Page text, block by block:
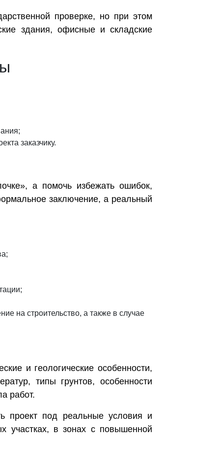
проверке, но при этом
здания, офисные и складские
заказчику.
а помочь избежать ошибок,
заключение, а реальный
на строительство, а также в случае
и геологические особенности,
типы грунтов, особенности
работ.
проект под реальные условия и
участках, в зонах с повышенной